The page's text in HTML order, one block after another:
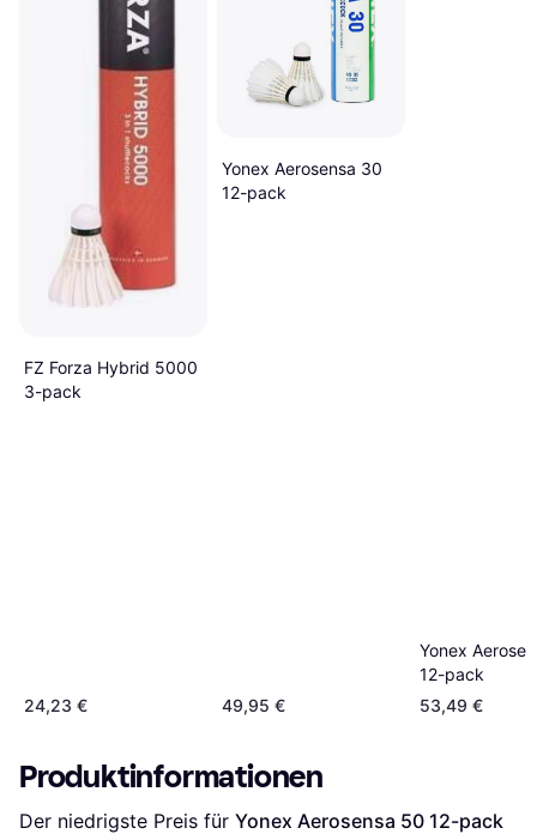
FZ Forza Hybrid 5000
3-pack
24,23 €
Yonex Aerosensa 30
12-pack
49,95 €
Yonex
12-pack
53,49 €
Produktinformationen
Der niedrigste Preis für Yonex Aerosensa 50 12-pack